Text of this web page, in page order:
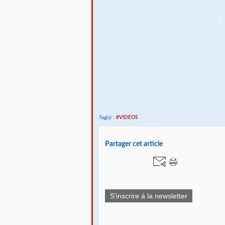
Tag(s) : #VIDEOS
Partager cet article
S'inscrire à la newsletter